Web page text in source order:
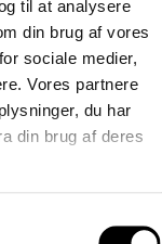
til at analysere
din brug af vores
sociale medier,
Vores partnere
du har
din brug af deres
til leg og
og